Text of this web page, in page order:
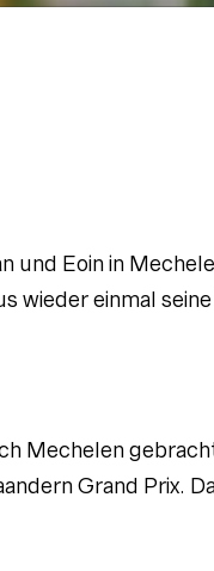
und Eoin in
wieder einmal
Mechelen
Grand Prix.